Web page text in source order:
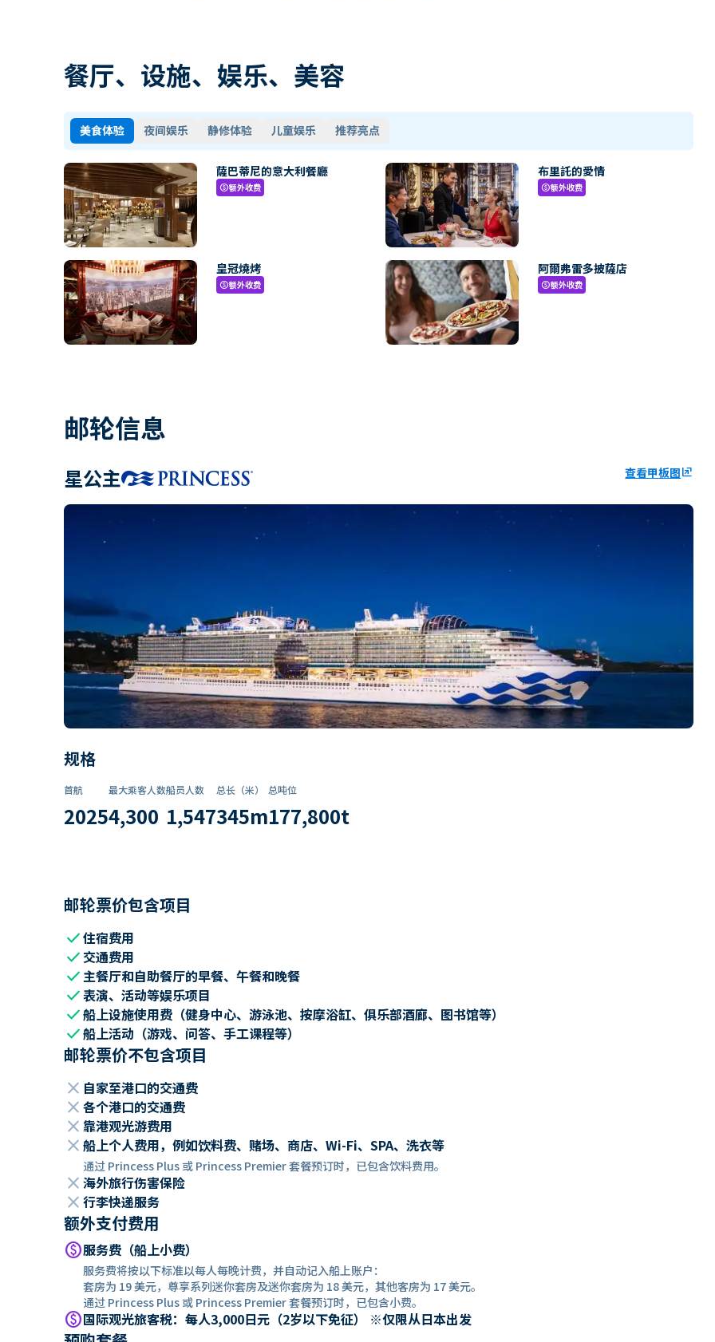
餐厅、设施、娱乐、美容
美食体验 夜间娱乐 静修体验 儿童娱乐 推荐亮点
薩巴蒂尼的意大利餐廳
paid额外收费
布里託的愛情
paid额外收费
皇冠燒烤
paid额外收费
阿爾弗雷多披薩店
paid额外收费
邮轮信息
星公主 查看甲板图ungroup
规格
首航
2025
最大乘客人数
4,300
船员人数
1,547
总长（米）
345m
总吨位
177,800t
邮轮票价包含项目
check住宿费用
check 交通费用
check主餐厅和自助餐厅的早餐、午餐和晚餐
check表演、活动等娱乐项目
check船上设施使用费（健身中心、游泳池、按摩浴缸、俱乐部酒廊、图书馆等）
check船上活动（游戏、问答、手工课程等）
邮轮票价不包含项目
close 自家至港口的交通费
close 各个港口的交通费
close 靠港观光游费用
close 船上个人费用，例如饮料费、赌场、商店、Wi-Fi、SPA、洗衣等
通过 Princess Plus 或 Princess Premier 套餐预订时，已包含饮料费用。
close 海外旅行伤害保险
close 行李快递服务
额外支付费用
paid服务费（船上小费）
服务费将按以下标准以每人每晚计费，并自动记入船上账户：
套房为 19 美元，尊享系列迷你套房及迷你套房为 18 美元，其他客房为 17 美元。
通过 Princess Plus 或 Princess Premier 套餐预订时，已包含小费。
paid国际观光旅客税：每人3,000日元（2岁以下免征） ※仅限从日本出发